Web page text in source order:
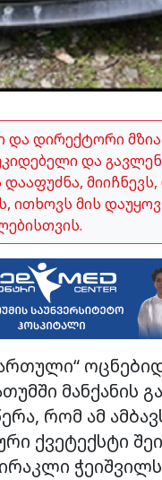
და დირექტორი
და
ითხოვს მის
მანქანის
რომ ამ
ქვეტექსტი
ირაკლი